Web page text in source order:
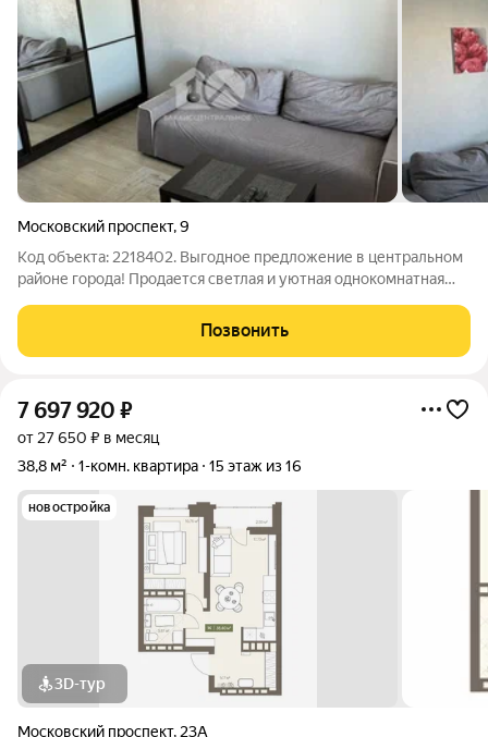
Московский проспект,9
Код объекта: 2218402. Выгодное предложение в центральном
районе города! Продается светлая и уютная однокомнатная
Просторная кухня станет любимым местом для семейных
ужинов и встреч с друзьями,
Позвонить
7 697 920 ₽
от 27 650 ₽ в месяц
38,8 м²
1-комн. квартира 15 этаж из 16
новостройка
3D-тур
Московский проспект, 23А